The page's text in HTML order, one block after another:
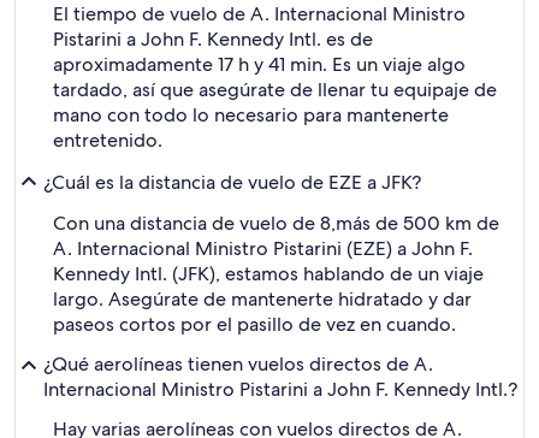
El tiempo de vuelo de A. Internacional Ministro
Pistarini a John F. Kennedy Intl. es de
aproximadamente 17 h y 41 min. Es un viaje algo
tardado, así que asegúrate de llenar tu equipaje de
mano con todo lo necesario para mantenerte
entretenido.
¿Cuál es la distancia de vuelo de EZE a JFK?
Con una distancia de vuelo de 8,más de 500 km de
A. Internacional Ministro Pistarini (EZE) a John F.
Kennedy Intl. (JFK), estamos hablando de un viaje
largo. Asegúrate de mantenerte hidratado y dar
paseos cortos por el pasillo de vez en cuando.
¿Qué aerolíneas tienen vuelos directos de A.
Internacional Ministro Pistarini a John F. Kennedy Intl.?
Hay varias aerolíneas con vuelos directos de A.